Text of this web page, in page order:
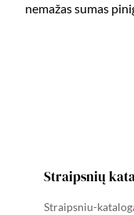
nemažas sumas
Straipsnių
Straipsniu-